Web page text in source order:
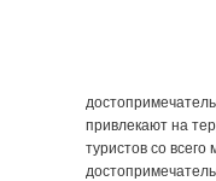
привлекают на
туристов со